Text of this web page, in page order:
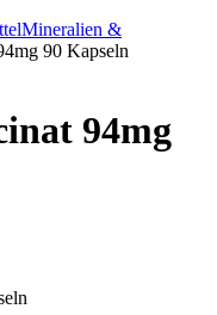
Mineralien &
90 Kapseln
94mg